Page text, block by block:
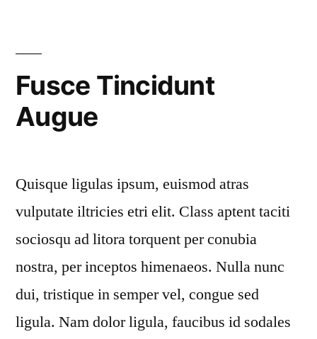
Fusce Tincidunt
Augue
Quisque ligulas ipsum, euismod atras
vulputate iltricies etri elit. Class aptent taciti
sociosqu ad litora torquent per conubia
nostra, per inceptos himenaeos. Nulla nunc
dui, tristique in semper vel, congue sed
ligula. Nam dolor ligula, faucibus id sodales